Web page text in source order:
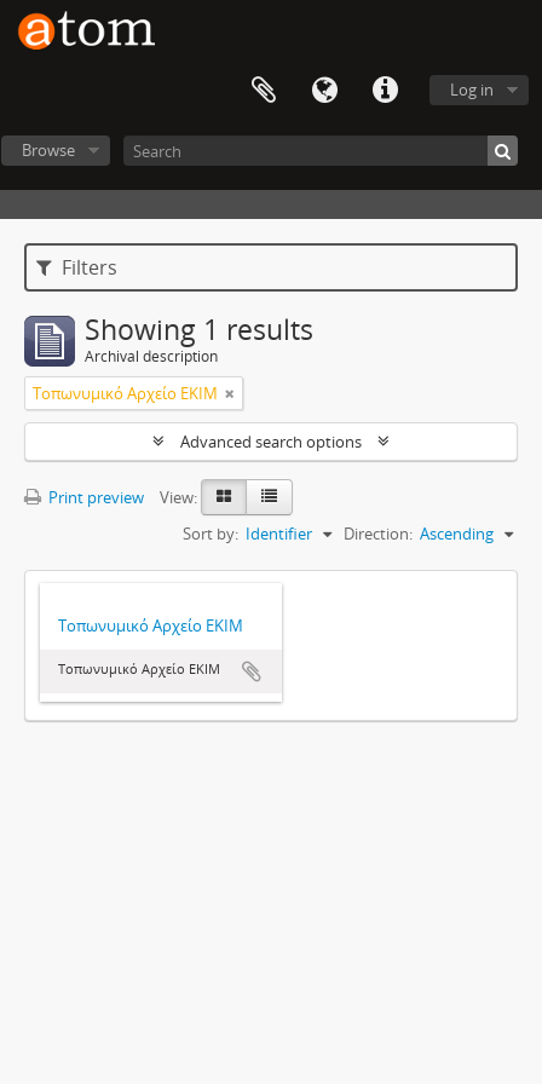
Log in
Browse
Filters
Showing 1 results
Archival description
Τοπωνυμικό Αρχείο ΕΚΙΜ
Advanced search options
Print preview
View:
Sort by: Identifier Direction: Ascending
Τοπωνυμικό Αρχείο ΕΚΙΜ
Τοπωνυμικό Αρχείο ΕΚΙΜ